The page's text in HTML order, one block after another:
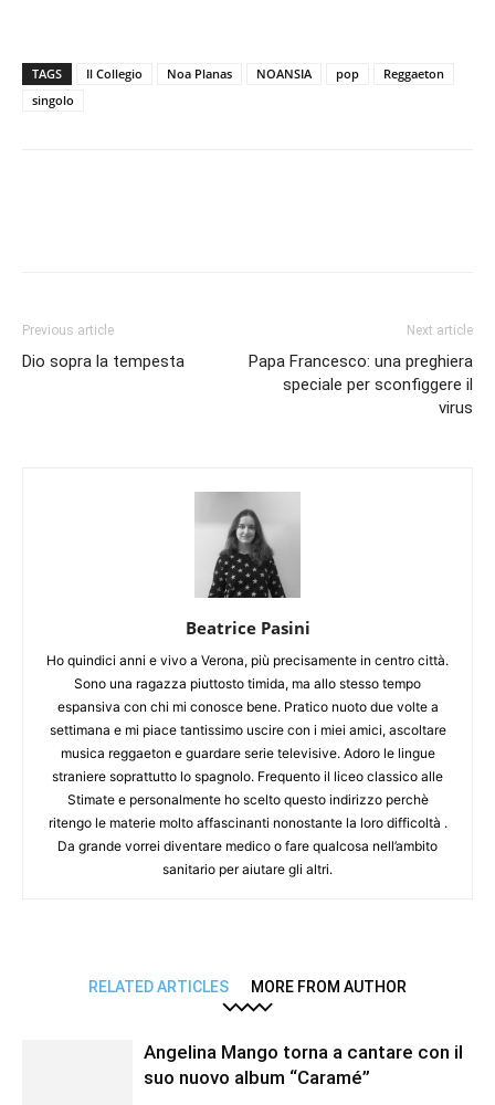
TAGS Il Collegio Noa Planas NOANSIA pop
Reggaeton
singolo
Previous article
Dio sopra la tempesta
Next article
Papa Francesco: una preghiera
speciale per sconfiggere il
virus
Beatrice Pasini
Ho quindici anni e vivo a Verona, più precisamente in centro città.
Sono una ragazza piuttosto timida, ma allo stesso tempo
espansiva con chi mi conosce bene. Pratico nuoto due volte a
settimana e mi piace tantissimo uscire con i miei amici, ascoltare
musica reggaeton e guardare serie televisive. Adoro le lingue
straniere soprattutto lo spagnolo. Frequento il liceo classico alle
Stimate e personalmente ho scelto questo indirizzo perchè
ritengo le materie molto affascinanti nonostante la loro difficoltà .
Da grande vorrei diventare medico o fare qualcosa nell’ambito
sanitario per aiutare gli altri.
RELATED ARTICLES MORE FROM AUTHOR
Angelina Mango torna a cantare con il
suo nuovo album “Caramé”